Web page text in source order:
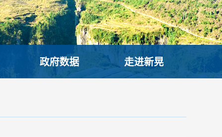
政府数据 走进新晃